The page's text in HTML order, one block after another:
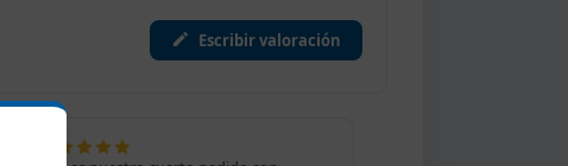
Escribir valoración